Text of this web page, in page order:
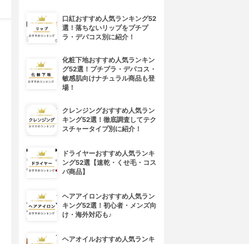
口紅おすすめ人気ランキング52
選！落ちないリップをプチプ
ラ・デパコス別に紹介！
化粧下地おすすめ人気ランキン
グ52選！プチプラ・デパコス・
敏感肌向けナチュラル商品も登
場！
クレンジングおすすめ人気ラン
キング52選！徹底調査してテク
スチャータイプ別に紹介！
ドライヤーおすすめ人気ランキ
ング52選【速乾・くせ毛・コス
パ商品】
ヘアアイロンおすすめ人気ラン
キング52選！初心者・メンズ向
け・海外対応も♪
ヘアオイルおすすめ人気ランキ